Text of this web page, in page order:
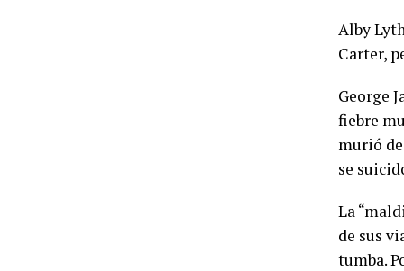
Alby
Carter,
George
fiebre
murió
se
La
de sus
tumba.